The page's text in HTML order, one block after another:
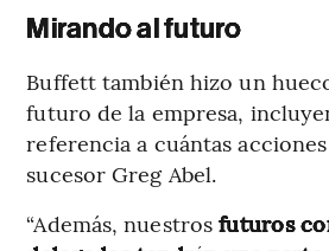
Mirando al futuro
Buffett también hizo un
futuro de la empresa,
referencia a cuántas
sucesor Greg Abel.
“Además, nuestrosfuturos